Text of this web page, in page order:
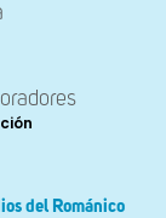
del Románico